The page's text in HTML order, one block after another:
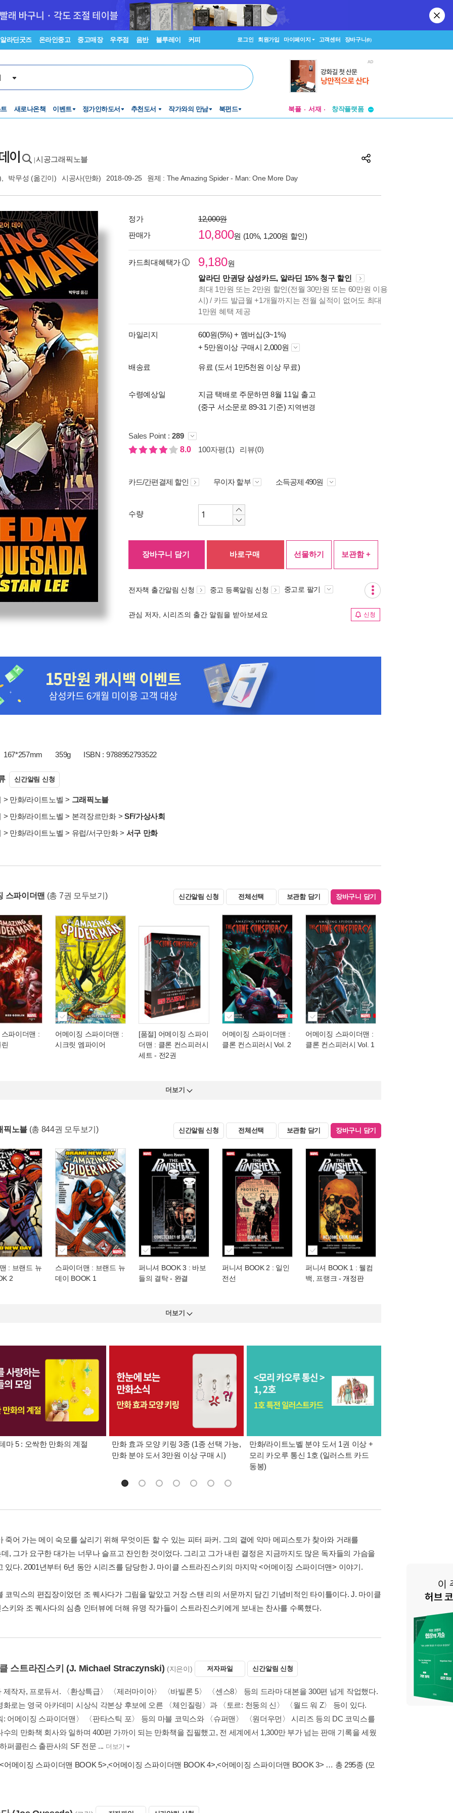
알라딘굿즈 온라인중고 중고매장 우주점 음반 블루레이 커피 로그인 회원가입 마이페이지 고객센터 장바구니(0)
새로나온책 이벤트 정가인하도서 추천도서 작가와의 만남 북펀드 북플 서재
투비컨티뉴드
이 |시공그래픽노블
박무성 (옮긴이) 시공사(만화) 2018-09-25 원제 : The Amazing Spider - Man: One More Day
정가
12,000원
판매가
10,800원 (10%, 1,200원 할인)
카드최대혜택가 9,180원
알라딘 만권당 삼성카드, 알라딘 15% 청구 할인
최대 1만원 또는 2만원 할인(전월 30만원 또는 60만원 이용
시) / 카드 발급월 +1개월까지는 전월 실적이 없어도 최대
1만원 혜택 제공
마일리지 600원(5%) + 멤버십(3~1%)
+ 5만원이상 구매시 2,000원
배송료 유료 (도서 1만5천원 이상 무료)
수령예상일
지금 택배로 주문하면 8월 11일 출고
(중구 서소문로 89-31 기준) 지역변경
Sales Point : 289
8.0
100자평(1) 리뷰(0)
카드/간편결제 할인 무이자 할부 소득공제 490원
수량
장바구니 담기 바로구매 선물하기 보관함 +
전자책 출간알림 신청 중고 등록알림 신청 중고로 팔기
관심 저자, 시리즈의 출간 알림을 받아보세요 신청
167*257mm 359g ISBN : 9788952793522
신간알림 신청
> 만화/라이트노벨 > 그래픽노블
> 만화/라이트노벨 > 본격장르만화> SF/가상사회
> 만화/라이트노벨 > 유럽/서구만화> 서구 만화
스파이더맨 (총 7권 모두보기) 신간알림 신청 전체선택 보관함 담기 장바구니 담기
파이더맨 :
어메이징 스파이더맨 :
시크릿 엠파이어
[품절] 어메이징 스파이
더맨 : 클론 컨스피러시
세트 - 전2권
어메이징 스파이더맨 :
클론 컨스피러시 Vol. 2
어메이징 스파이더맨 :
클론 컨스피러시 Vol. 1
더보기
픽노블 (총 844권 모두보기) 신간알림 신청 전체선택 보관함 담기 장바구니 담기
: 브랜드 뉴
2
스파이더맨 : 브랜드 뉴
데이 BOOK 1
퍼니셔 BOOK 3 : 바보
들의 결탁- 완결
퍼니셔 BOOK 2 : 일인
전선
퍼니셔 BOOK 1 : 웰컴
백, 프랭크 - 개정판
더보기
마 5 : 오싹한 만화의 계절
만화 효과 모양 키링 3종 (1종 선택 가능,
만화 분야 도서 3만원 이상 구매 시)
만화/라이트노벨 분야 도서 1권 이상 +
모리 카오루 통신 1호 (일러스트 카드
동봉)
죽어 가는 메이 숙모를 살리기 위해 무엇이든 할 수 있는 피터 파커. 그의 곁에 악마 메피스토가 찾아와 거래를
, 그가 요구한 대가는 너무나 슬프고 잔인한 것이었다. 그리고 그가 내린 결정은 지금까지도 많은 독자들의 가슴을
있다. 2001년부터 6년 동안 시리즈를 담당한 J. 마이클 스트라진스키의 마지막 <어메이징 스파이더맨> 이야기.
코믹스의 편집장이었던 조 퀘사다가 그림을 맡았고 거장 스탠 리의 서문까지 담긴 기념비적인 타이틀이다. J. 마이클
키와 조 퀘사다의 심층 인터뷰에 더해 유명 작가들이 스트라진스키에게 보내는 찬사를 수록했다.
스트라진스키 (J. Michael Straczynski) (지은이) 저자파일 신간알림 신청
제작자, 프로듀서. 〈환상특급〉 〈제러마이아〉 〈바빌론 5〉 〈센스8〉 등의 드라마 대본을 300편 넘게 작업했다.
화로는 영국 아카데미 시상식 각본상 후보에 오른 〈체인질링〉과 〈토르: 천둥의 신〉 〈월드 워 Z〉 등이 있다.
: 어메이징 스파이더맨〉 〈판타스틱 포〉 등의 마블 코믹스와 〈슈퍼맨〉 〈원더우먼〉 시리즈 등의 DC 코믹스를
수의 만화책 회사와 일하며 400편 가까이 되는 만화책을 집필했고, 전 세계에서 1,300만 부가 넘는 판매 기록을 세웠
퍼콜린스 출판사의 SF 전문 ... 더보기
<어메이징 스파이더맨 BOOK 5>,<어메이징 스파이더맨 BOOK 4>,<어메이징 스파이더맨 BOOK 3> … 총 295종 (모